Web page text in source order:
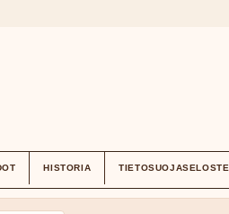
HISTORIA TIETOSUOJASELOSTE